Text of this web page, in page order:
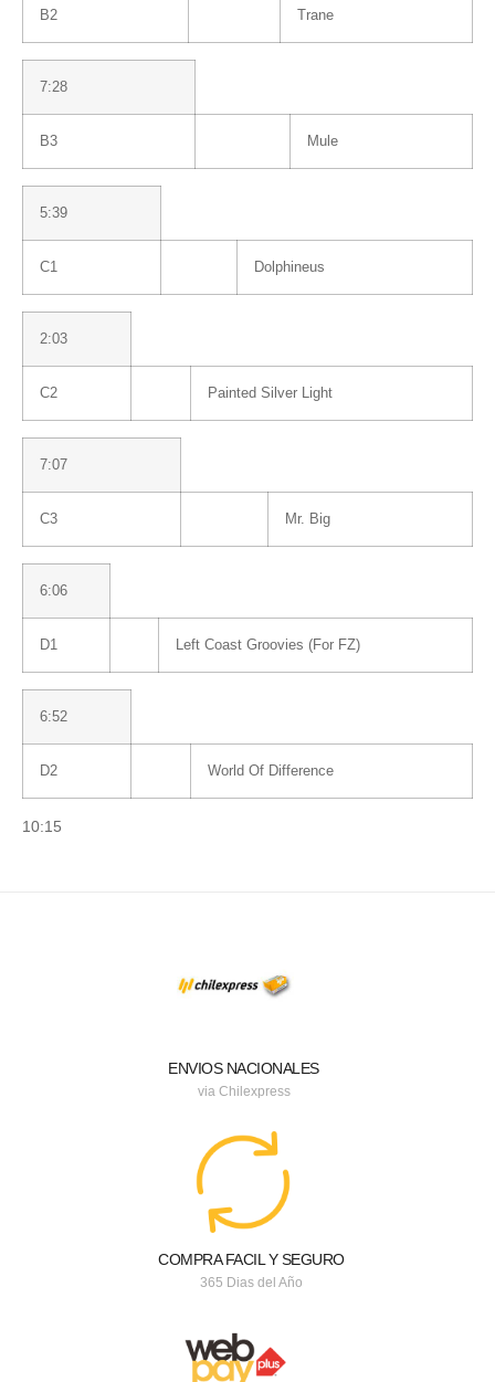
B2 Trane
7:28
B3 Mule
5:39
C1 Dolphineus
2:03
C2 Painted Silver Light
7:07
C3 Mr. Big
6:06
D1 Left Coast Groovies (For FZ)
6:52
D2 World Of Difference
10:15
ENVIOS NACIONALES
via Chilexpress
COMPRA FACIL Y SEGURO
365 Dias del Año